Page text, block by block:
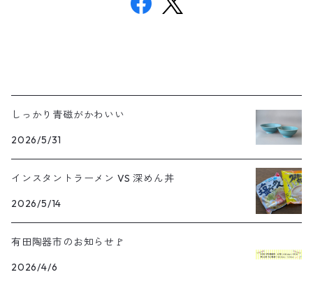
しっかり青磁がかわいい
2026/5/31
インスタントラーメン VS 深めん丼
2026/5/14
有田陶器市のお知らせ🚩
2026/4/6